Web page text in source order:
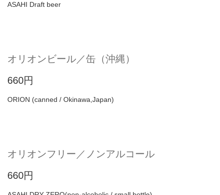
ASAHI Draft beer
オリオンビール／缶（沖縄）
660円
ORION (canned / Okinawa,Japan)
オリオンフリー／ノンアルコール
660円